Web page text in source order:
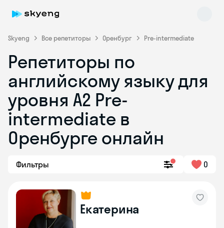
Skyeng Все репетиторы Оренбург Pre-intermediate
Репетиторы по
английскому языку для
уровня A2 Pre-
intermediate в
Оренбурге онлайн
Фильтры 0
Екатерина
Skyeng Chat
online